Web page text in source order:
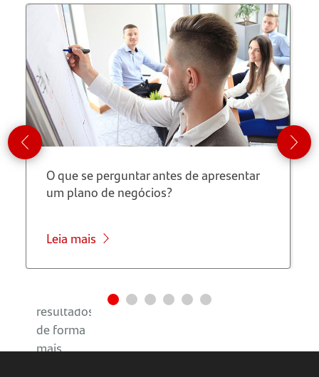
Quando
projeto
deve virar
case?
Como
montar
um case
de
apresentar
resultados
de forma
mais
O que se perguntar antes de apresentar
um plano de negócios?
Leia mais